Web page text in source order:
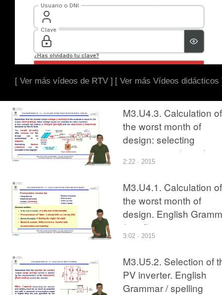
[ Ver más vídeos de RTV ] [ Ver más Vídeos didácticos
M3.U4.3. Calculation of
the worst month of
design: selecting
components (part2).
English Grammar /
2:22 · 2015
M3.U4.1. Calculation of
the worst month of
design. English
/ spelling revision
3:02 · 2015
M3.U5.2. Selection of
PV inverter. English
Grammar / spelling